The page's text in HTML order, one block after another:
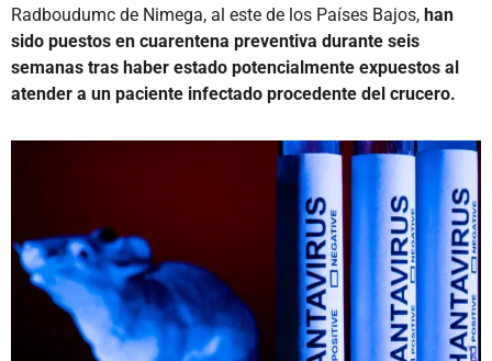
Radboudumc de Nimega, al este de los Países Bajos, han
sido puestos en cuarentena preventiva durante seis
semanas tras haber estado potencialmente expuestos al
atender a un paciente infectado procedente del crucero.